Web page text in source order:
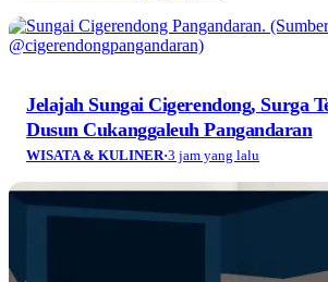
Jelajah Sungai Cigerendong, Surga
Dusun Cukanggaleuh Pangandaran
WISATA & KULINER·3 jam yang lalu